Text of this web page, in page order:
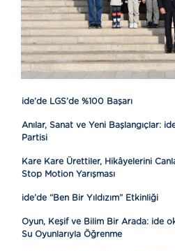
ide’de LGS’de %100 Başarı
Anılar, Sanat ve Yeni Başlangıçlar:
Partisi
Kare Kare Ürettiler, Hikâyelerini
Stop Motion Yarışması
ide’de “Ben Bir Yıldızım” Etkinliği
Oyun, Keşif ve Bilim Bir Arada: ide
Su Oyunlarıyla Öğrenme